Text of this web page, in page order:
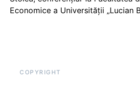
Economice a Universității „Lucian
COPYRIGHT